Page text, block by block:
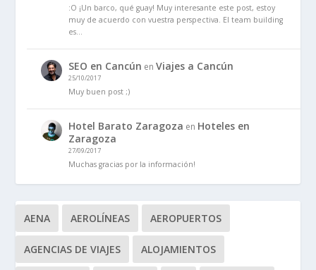
:O ¡Un barco, qué guay! Muy interesante este post, estoy
muy de acuerdo con vuestra perspectiva. El team building
es…
SEO en Cancún enViajes a Cancún
25/10/2017
Muy buen post ;)
Hotel Barato Zaragoza en Hoteles en
Zaragoza
27/09/2017
Muchas gracias por la información!
AENA AEROLÍNEAS AEROPUERTOS
AGENCIAS DE VIAJES ALOJAMIENTOS